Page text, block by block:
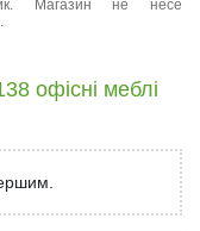
Магазин не несе
офісні меблі